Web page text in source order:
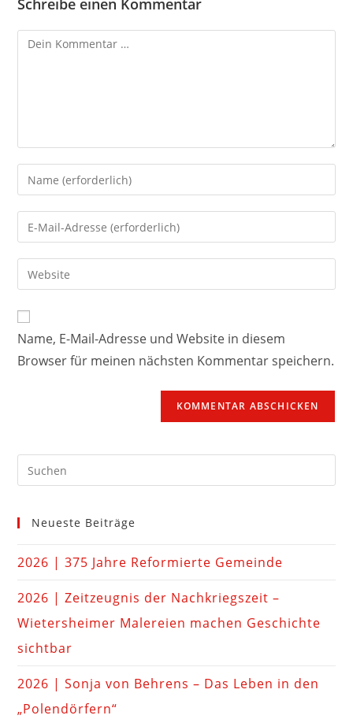
Schreibe einen Kommentar
Name, E-Mail-Adresse und Website in diesem
Browser für meinen nächsten Kommentar speichern.
Neueste Beiträge
2026 | 375 Jahre Reformierte Gemeinde
2026 | Zeitzeugnis der Nachkriegszeit –
Wietersheimer Malereien machen Geschichte
sichtbar
2026 | Sonja von Behrens – Das Leben in den
„Polendörfern“